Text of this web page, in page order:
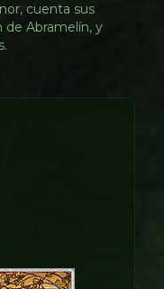
cuenta sus
de Abramelín, y